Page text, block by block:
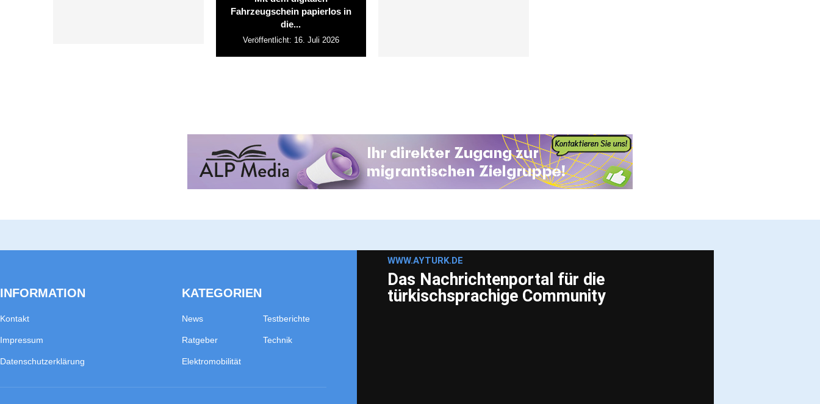
Fahrzeugschein papierlos in
die...
Veröffentlicht: 16. Juli 2026
INFORMATION
Kontakt
Impressum
Datenschutzerklärung
KATEGORIEN
News Testberichte
Ratgeber Technik
Elektromobilität
WWW.AYTURK.DE
Das Nachrichtenportal für die
türkischsprachige Community